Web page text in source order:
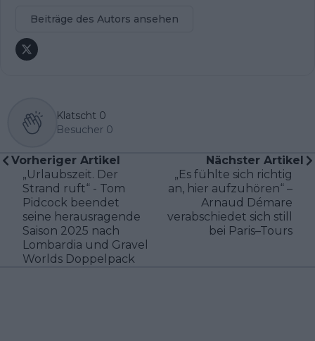
Beiträge des Autors ansehen
Klatscht 0
Besucher 0
Vorheriger Artikel
„Urlaubszeit. Der
Strand ruft“ - Tom
Pidcock beendet
seine herausragende
Saison 2025 nach
Lombardia und Gravel
Worlds Doppelpack
Nächster Artikel
„Es fühlte sich richtig
an, hier aufzuhören“ –
Arnaud Démare
verabschiedet sich still
bei Paris–Tours